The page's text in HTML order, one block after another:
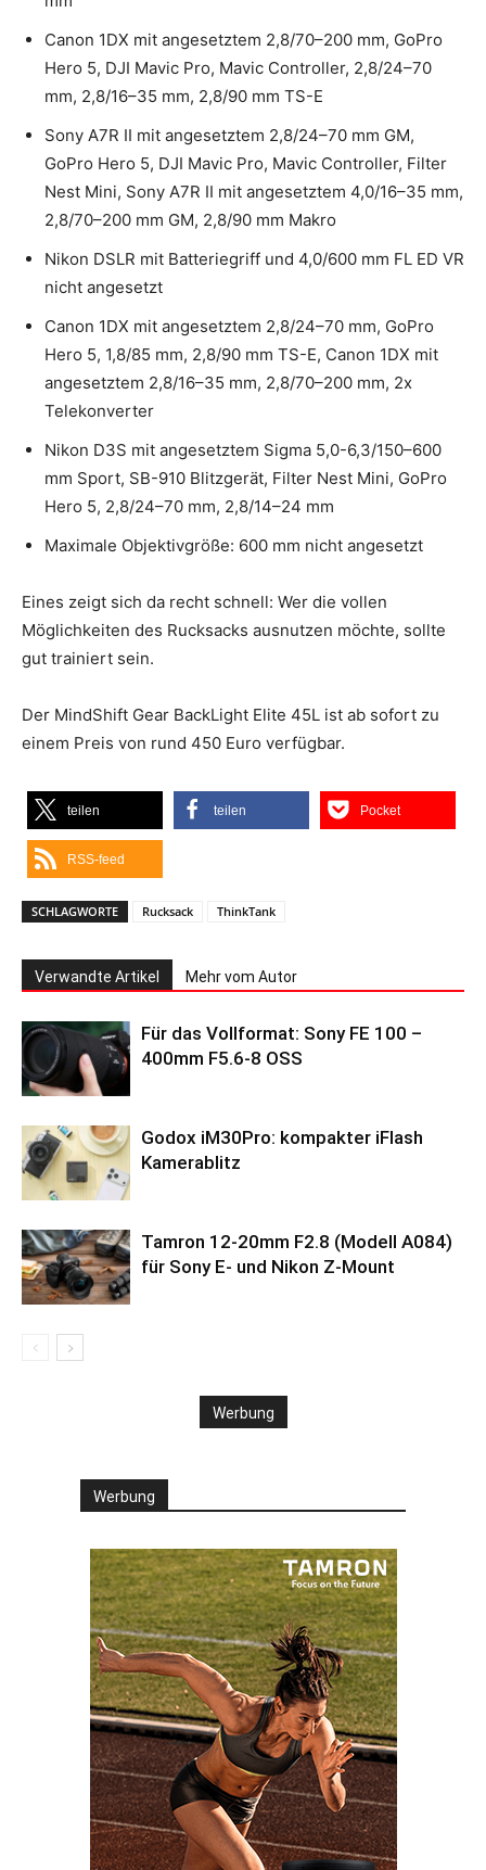
Canon 1DX mit angesetztem 2,8/70–200 mm, GoPro
Hero 5, DJI Mavic Pro, Mavic Controller, 2,8/24–70
mm, 2,8/16–35 mm, 2,8/90 mm TS-E
Sony A7R II mit angesetztem 2,8/24–70 mm GM,
GoPro Hero 5, DJI Mavic Pro, Mavic Controller, Filter
Nest Mini, Sony A7R II mit angesetztem 4,0/16–35 mm,
2,8/70–200 mm GM, 2,8/90 mm Makro
Nikon DSLR mit Batteriegriff und 4,0/600 mm FL ED VR
nicht angesetzt
Canon 1DX mit angesetztem 2,8/24–70 mm, GoPro
Hero 5, 1,8/85 mm, 2,8/90 mm TS-E, Canon 1DX mit
angesetztem 2,8/16–35 mm, 2,8/70–200 mm, 2x
Telekonverter
Nikon D3S mit angesetztem Sigma 5,0-6,3/150–600
mm Sport, SB-910 Blitzgerät, Filter Nest Mini, GoPro
Hero 5, 2,8/24–70 mm, 2,8/14–24 mm
Maximale Objektivgröße: 600 mm nicht angesetzt
Eines zeigt sich da recht schnell: Wer die vollen
Möglichkeiten des Rucksacks ausnutzen möchte, sollte
gut trainiert sein.
Der MindShift Gear BackLight Elite 45L ist ab sofort zu
einem Preis von rund 450 Euro verfügbar.
teilen teilen Pocket
RSS-feed
SCHLAGWORTE Rucksack ThinkTank
Verwandte Artikel Mehr vom Autor
Für das Vollformat: Sony FE 100 –
400mm F5.6-8 OSS
Godox iM30Pro: kompakter iFlash
Kamerablitz
Tamron 12-20mm F2.8 (Modell A084)
für Sony E- und Nikon Z-Mount
Werbung
Werbung